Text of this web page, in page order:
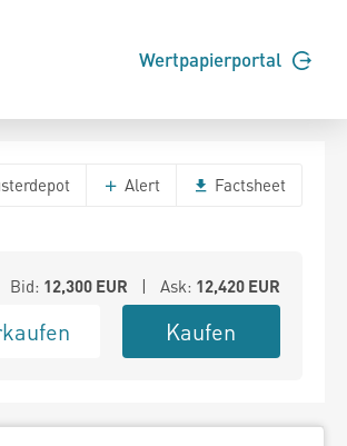
Wertpapierportal
Alert Factsheet
Bid: 12,300EUR | Ask: 12,420EUR
Kaufen